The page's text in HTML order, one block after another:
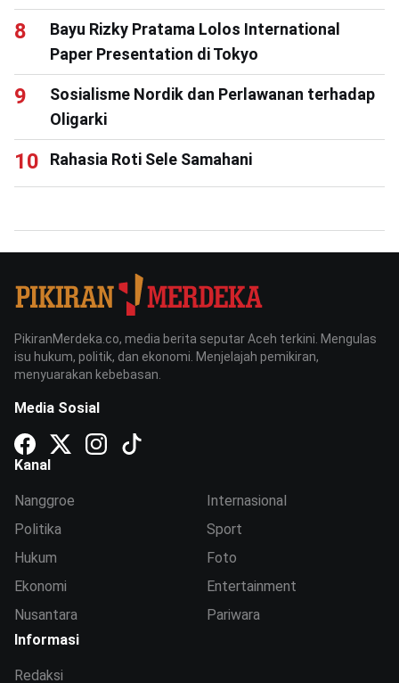
Bayu Rizky Pratama Lolos International
Paper Presentation di Tokyo
Sosialisme Nordik dan Perlawanan terhadap
Oligarki
Rahasia Roti Sele Samahani
PikiranMerdeka.co, media berita seputar Aceh terkini. Mengulas
isu hukum, politik, dan ekonomi. Menjelajah pemikiran,
menyuarakan kebebasan.
Media Sosial
Kanal
Nanggroe
Politika
Hukum
Ekonomi
Nusantara
Internasional
Sport
Foto
Entertainment
Pariwara
Informasi
Redaksi